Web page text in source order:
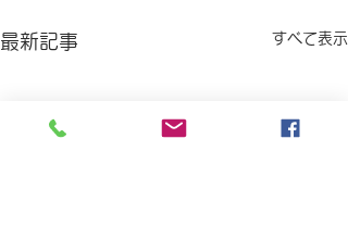
最新記事 すべて表示